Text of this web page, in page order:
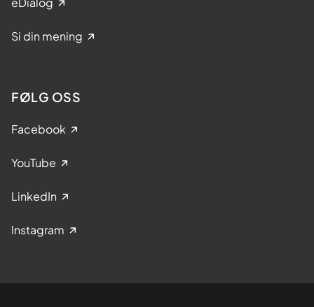
Si din mening
FØLG OSS
Facebook
YouTube
LinkedIn
Instagram